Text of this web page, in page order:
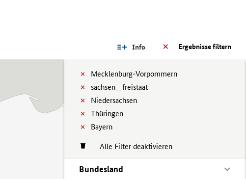
Ergebnisse filtern
Info
Mecklenburg-Vorpommern
sachsen__freistaat
Niedersachsen
Thüringen
Bayern
Alle Filter deaktivieren
Bundesland